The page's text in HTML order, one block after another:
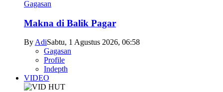
Gagasan
Makna di Balik Pagar
ByAdiSabtu, 1 Agustus 2026, 06:58
Gagasan
Profile
Indepth
VIDEO